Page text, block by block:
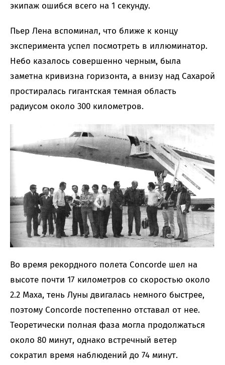
экипаж ошибся всего на 1 секунду.
Пьер Лена вспоминал, что ближе к концу
эксперимента успел посмотреть в иллюминатор.
Небо казалось совершенно черным, была
заметна кривизна горизонта, а внизу над Сахарой
простиралась гигантская темная область
радиусом около 300 километров.
Во время рекордного полета Concorde шел на
высоте почти 17 километров со скоростью около
2.2 Маха, тень Луны двигалась немного быстрее,
поэтому Concorde постепенно отставал от нее.
Теоретически полная фаза могла продолжаться
около 80 минут, однако встречный ветер
сократил время наблюдений до 74 минут.